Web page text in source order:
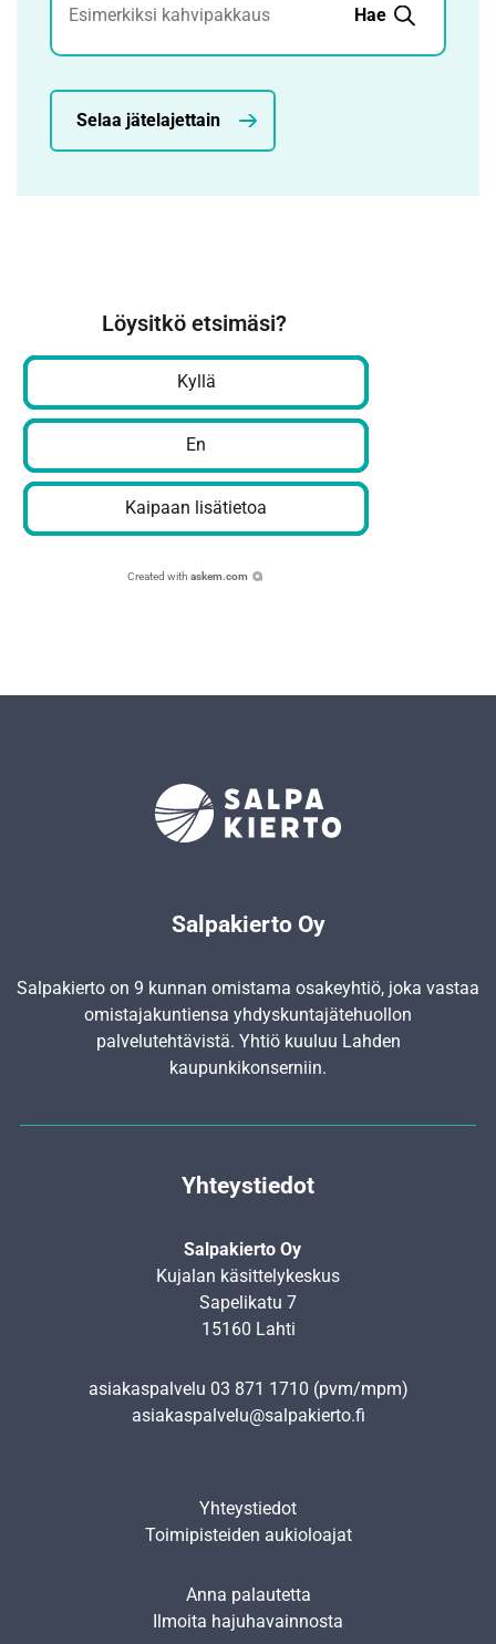
Hae
Selaa jätelajettain
Löysitkö etsimäsi?
Kyllä
En
Kaipaan lisätietoa
Created with askem.com
Salpakierto Oy
Salpakierto on 9 kunnan omistama osakeyhtiö, joka vastaa
omistajakuntiensa yhdyskunta­jätehuollon
palvelutehtävistä. Yhtiö kuuluu Lahden
kaupunkikonserniin.
Yhteystiedot
Salpakierto Oy
Kujalan käsittelykeskus
Sapelikatu 7
15160 Lahti
asiakaspalvelu 03 871 1710 (pvm/mpm)
asiakaspalvelu@salpakierto.fi
Yhteystiedot
Toimipisteiden aukioloajat
Anna palautetta
Ilmoita hajuhavainnosta